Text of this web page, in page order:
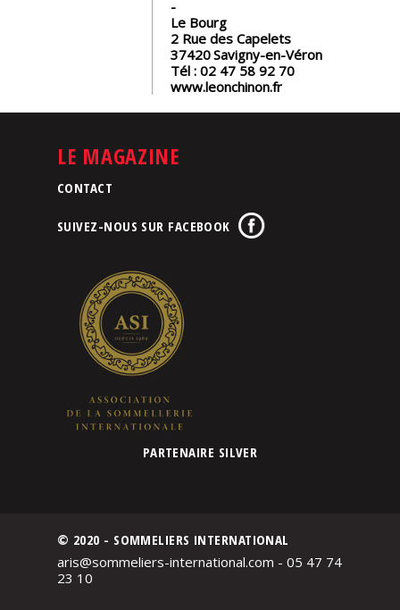
magazine
Télécharger
la
Le Bourg
2 Rue des Capelets
37420Savigny-en-Véron
Tél : 02 47 58 92 70
www.leonchinon.fr
LE MAGAZINE
CONTACT
SUIVEZ-NOUS SUR FACEBOOK
PARTENAIRE SILVER
© 2020 - SOMMELIERS INTERNATIONAL
aris@sommeliers-international.com - 05 47 74
23 10